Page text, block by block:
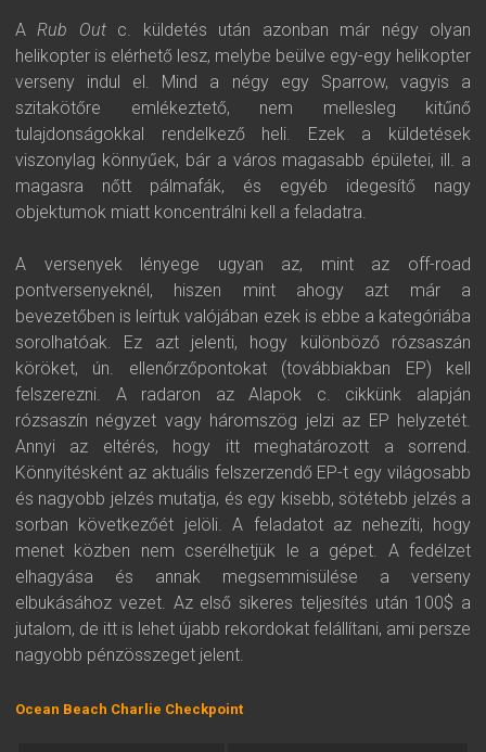
ARub Outc. küldetés után azonban már négy olyan
helikopter is elérhető lesz, melybe beülve egy-egy helikopter
verseny indul el. Mind a négy egy Sparrow, vagyis a
szitakötőre emlékeztető, nem mellesleg kitűnő
tulajdonságokkal rendelkező heli. Ezek a küldetések
viszonylag könnyűek, bár a város magasabb épületei, ill. a
magasra nőtt pálmafák, és egyéb idegesítő nagy
objektumok miatt koncentrálni kell a feladatra.
A versenyek lényege ugyan az, mint az off-road
pontversenyeknél, hiszen mint ahogy azt már a
bevezetőben is leírtuk valójában ezek is ebbe a kategóriába
sorolhatóak. Ez azt jelenti, hogy különböző rózsaszán
köröket, ún. ellenőrzőpontokat (továbbiakban EP) kell
felszerezni. A radaron az Alapok c. cikkünk alapján
rózsaszín négyzet vagy háromszög jelzi az EP helyzetét.
Annyi az eltérés, hogy itt meghatározott a sorrend.
Könnyítésként az aktuális felszerzendő EP-t egy világosabb
és nagyobb jelzés mutatja, és egy kisebb, sötétebb jelzés a
sorban következőét jelöli. A feladatot az nehezíti, hogy
menet közben nem cserélhetjük le a gépet. A fedélzet
elhagyása és annak megsemmisülése a verseny
elbukásához vezet. Az első sikeres teljesítés után 100$ a
jutalom, de itt is lehet újabb rekordokat felállítani, ami persze
nagyobb pénzösszeget jelent.
Ocean Beach Charlie Checkpoint